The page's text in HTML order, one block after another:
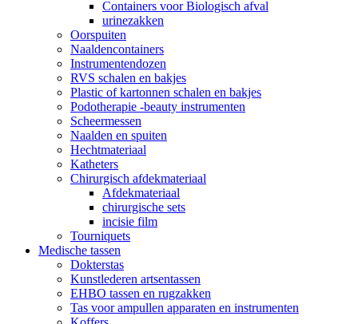
Containers voor Biologisch afval
urinezakken
Oorspuiten
Naaldencontainers
Instrumentendozen
RVS schalen en bakjes
Plastic of kartonnen schalen en bakjes
Podotherapie -beauty instrumenten
Scheermessen
Naalden en spuiten
Hechtmateriaal
Katheters
Chirurgisch afdekmateriaal
Afdekmateriaal
chirurgische sets
incisie film
Tourniquets
Medische tassen
Dokterstas
Kunstlederen artsentassen
EHBO tassen en rugzakken
Tas voor ampullen apparaten en instrumenten